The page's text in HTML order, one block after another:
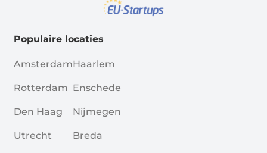
Populaire locaties
Amsterdam
Rotterdam
Den Haag
Utrecht
Haarlem
Enschede
Nijmegen
Breda